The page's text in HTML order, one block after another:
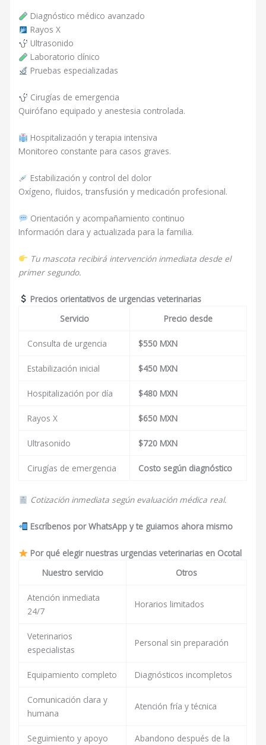
Diagnóstico médico avanzado
Rayos X
Ultrasonido
Laboratorio clínico
Pruebas especializadas
Cirugías de emergencia
Quirófano equipado y anestesia controlada.
Hospitalización y terapia intensiva
Monitoreo constante para casos graves.
Estabilización y control del dolor
Oxígeno, fluidos, transfusión y medicación profesional.
Orientación y acompañamiento continuo
Información clara y actualizada para la familia.
Tu mascota recibirá intervención inmediata desde el
primer segundo.
Precios orientativos de urgencias veterinarias
Servicio
Precio desde
Consulta de urgencia $550 MXN
Estabilización inicial $450 MXN
Hospitalización por día $480 MXN
Rayos X $650 MXN
Ultrasonido $720 MXN
Cirugías de emergencia Costo según diagnóstico
Cotización inmediata según evaluación médica real.
Escríbenos por WhatsApp y te guiamos ahora mismo
Por qué elegir nuestras urgencias veterinarias en Ocotal
Nuestro servicio
Otros
Atención inmediata
24/7
Horarios limitados
Veterinarios
especialistas
Personal sin preparación
Equipamiento completo Diagnósticos incompletos
Comunicación clara y
humana
Atención fría y técnica
Seguimiento y apoyo
Abandono después de la